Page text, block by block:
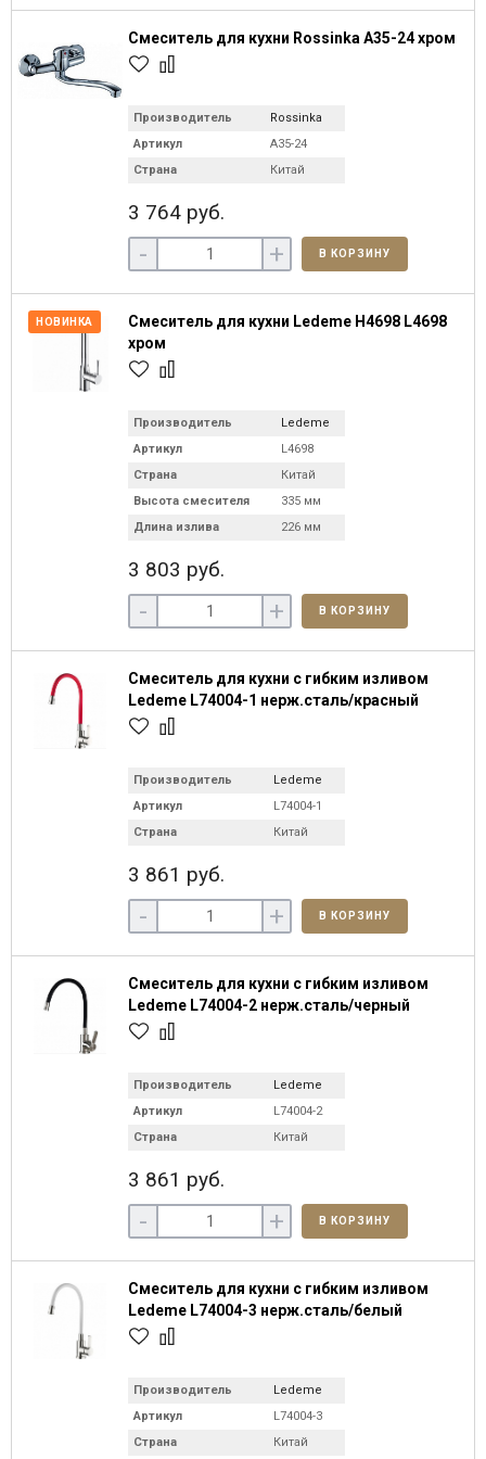
Смеситель для кухни Rossinka A35-24 хром
Производитель
Rossinka
Артикул
A35-24
Страна
Китай
3 764 руб.
- + В КОРЗИНУ
НОВИНКА
Смеситель для кухни Ledeme H4698 L4698
хром
Производитель
Ledeme
Артикул
L4698
Страна
Китай
Высота смесителя
335 мм
Длина излива
226 мм
3 803 руб.
- + В КОРЗИНУ
Смеситель для кухни с гибким изливом
Ledeme L74004-1 нерж.сталь/красный
Производитель
Ledeme
Артикул
L74004-1
Страна
Китай
3 861 руб.
- + В КОРЗИНУ
Смеситель для кухни с гибким изливом
Ledeme L74004-2 нерж.сталь/черный
Производитель
Ledeme
Артикул
L74004-2
Страна
Китай
3 861 руб.
- + В КОРЗИНУ
Смеситель для кухни с гибким изливом
Ledeme L74004-3 нерж.сталь/белый
Производитель
Ledeme
Артикул
L74004-3
Страна
Китай